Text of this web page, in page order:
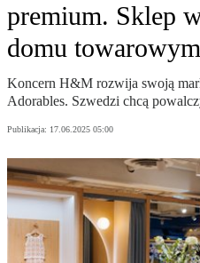
premium. Sklep
domu towarowym
Koncern H&M rozwija swoją
Adorables. Szwedzi chcą
Publikacja: 17.06.2025 05:00